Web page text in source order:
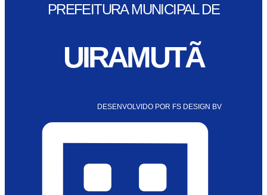
PREFEITURA MUNICIPAL DE
UIRAMUTÃ
DESENVOLVIDO POR FS DESIGN BV